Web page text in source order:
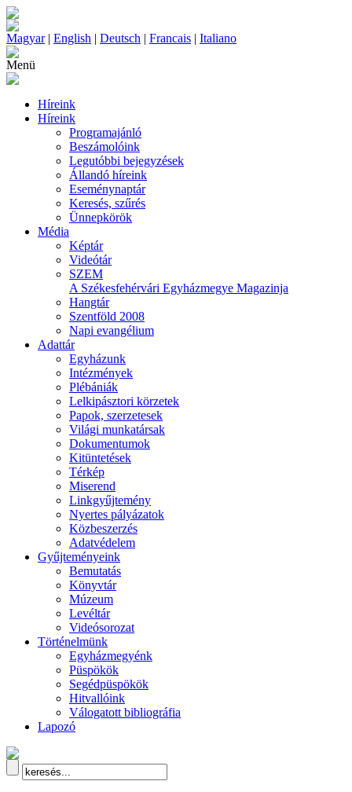
Magyar| English | Deutsch | Francais | Italiano
Menü
Híreink
Híreink
Programajánló
Beszámolóink
Legutóbbi bejegyzések
Állandó híreink
Eseménynaptár
Keresés, szűrés
Ünnepkörök
Média
Képtár
Videótár
SZEM
A Székesfehérvári Egyházmegye Magazinja
Hangtár
Szentföld 2008
Napi evangélium
Adattár
Egyházunk
Intézmények
Plébániák
Lelkipásztori körzetek
Papok, szerzetesek
Világi munkatársak
Dokumentumok
Kitüntetések
Térkép
Miserend
Linkgyűjtemény
Nyertes pályázatok
Közbeszerzés
Adatvédelem
Gyűjteményeink
Bemutatás
Könyvtár
Múzeum
Levéltár
Videósorozat
Történelmünk
Egyházmegyénk
Püspökök
Segédpüspökök
Hitvallóink
Válogatott bibliográfia
Lapozó